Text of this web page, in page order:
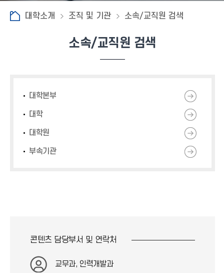
대학소개 조직 및 기관 소속/교직원 검색
소속/교직원 검색
대학본부
대학
대학원
부속기관
콘텐츠 담당부서 및 연락처
교무과, 인력개발과